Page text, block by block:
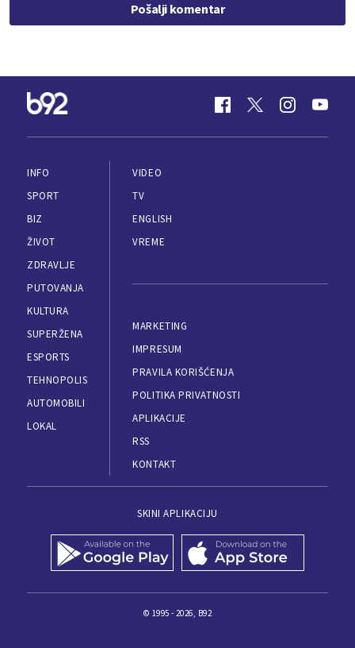
Pošalji komentar
INFO
SPORT
BIZ
ŽIVOT
ZDRAVLJE
PUTOVANJA
KULTURA
SUPERŽENA
ESPORTS
TEHNOPOLIS
AUTOMOBILI
LOKAL
VIDEO
TV
ENGLISH
VREME
MARKETING
IMPRESUM
PRAVILA KORIŠĆENJA
POLITIKA PRIVATNOSTI
APLIKACIJE
RSS
KONTAKT
SKINI APLIKACIJU
© 1995 - 2026, B92